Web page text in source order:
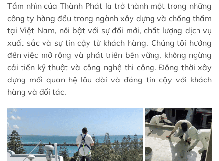
Tầm nhìn của Thành Phát là trở thành một trong những
công ty hàng đầu trong ngành xây dựng và chống thấm
tại Việt Nam, nổi bật với sự đổi mới, chất lượng dịch vụ
xuất sắc và sự tin cậy từ khách hàng. Chúng tôi hướng
đến việc mở rộng và phát triển bền vững, không ngừng
cải tiến kỹ thuật và công nghệ thi công. Đồng thời xây
dựng mối quan hệ lâu dài và đáng tin cậy với khách
hàng và đối tác.